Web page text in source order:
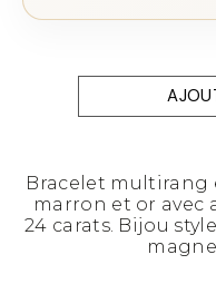
Bracelet multirang
marron et or avec
24 carats. Bijou